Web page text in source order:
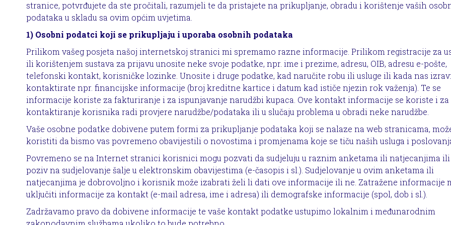
stranice, potvrđujete da ste pročitali, razumjeli te da pristajete na prikupljanje, obradu i korištenje vaših
podataka u skladu sa ovim općim uvjetima.
1) Osobni podatci koji se prikupljaju i uporaba osobnih podataka
Prilikom vašeg posjeta našoj internetskoj stranici mi spremamo razne informacije. Prilikom registracije za
ili korištenjem sustava za prijavu unosite neke svoje podatke, npr. ime i prezime, adresu, OIB, adresu e-pošte,
telefonski kontakt, korisničke lozinke. Unosite i druge podatke, kad naručite robu ili usluge ili kada nas
kontaktirate npr. financijske informacije (broj kreditne kartice i datum kad ističe njezin rok važenja). Te se
informacije koriste za fakturiranje i za ispunjavanje narudžbi kupaca. Ove kontakt informacije se koriste i za
kontaktiranje korisnika radi provjere narudžbe/podataka ili u slučaju problema u obradi neke narudžbe.
Vaše osobne podatke dobivene putem formi za prikupljanje podataka koji se nalaze na web stranicama,
koristiti da bismo vas povremeno obavijestili o novostima i promjenama koje se tiču naših usluga i
Povremeno se na Internet stranici korisnici mogu pozvati da sudjeluju u raznim anketama ili natjecanjima ili
poziv na sudjelovanje šalje u elektronskim obavijestima (e-časopis i sl.). Sudjelovanje u ovim anketama ili
natjecanjima je dobrovoljno i korisnik može izabrati želi li dati ove informacije ili ne. Zatražene informacije
uključiti informacije za kontakt (e-mail adresa, ime i adresa) ili demografske informacije (spol, dob i sl.).
Zadržavamo pravo da dobivene informacije te vaše kontakt podatke ustupimo lokalnim i međunarodnim